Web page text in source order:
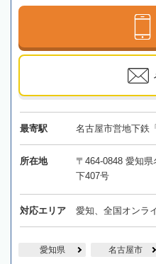
最寄駅 名古屋市営地下鉄
所在地
〒464-0848 愛知
下407号
対応エリア 愛知、全国オンラ
愛知県 名古屋市